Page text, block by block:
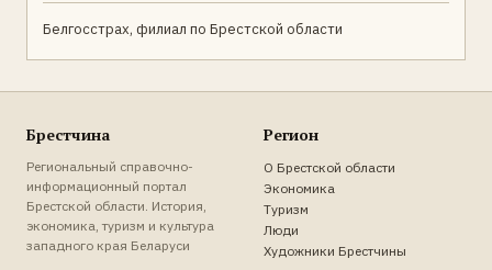
Белгосстрах, филиал по Брестской области
Брестчина
Региональный справочно-
информационный портал
Брестской области. История,
экономика, туризм и культура
западного края Беларуси
Регион
О Брестской области
Экономика
Туризм
Люди
Художники Брестчины